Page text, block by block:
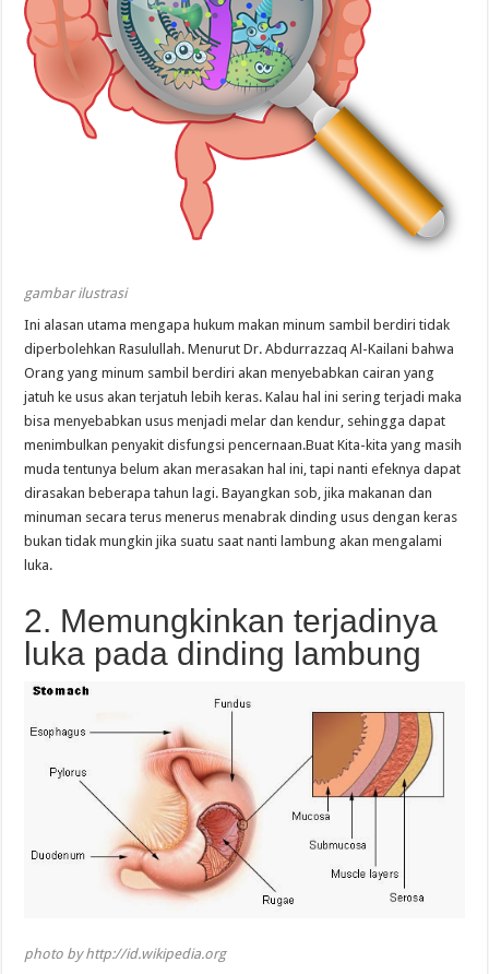
gambar ilustrasi
Ini alasan utama mengapa hukum makan minum sambil berdiri tidak
diperbolehkan Rasulullah. Menurut Dr. Abdurrazzaq Al-Kailani bahwa
Orang yang minum sambil berdiri akan menyebabkan cairan yang
jatuh ke usus akan terjatuh lebih keras. Kalau hal ini sering terjadi maka
bisa menyebabkan usus menjadi melar dan kendur, sehingga dapat
menimbulkan penyakit disfungsi pencernaan.Buat Kita-kita yang masih
muda tentunya belum akan merasakan hal ini, tapi nanti efeknya dapat
dirasakan beberapa tahun lagi. Bayangkan sob, jika makanan dan
minuman secara terus menerus menabrak dinding usus dengan keras
bukan tidak mungkin jika suatu saat nanti lambung akan mengalami
luka.
2. Memungkinkan terjadinya
luka pada dinding lambung
photo by http://id.wikipedia.org